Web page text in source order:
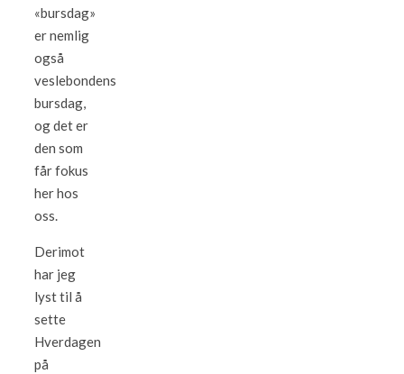
«bursdag»
er nemlig
også
veslebondens
bursdag,
og det er
den som
får fokus
her hos
oss.
Derimot
har jeg
lyst til å
sette
Hverdagen
på